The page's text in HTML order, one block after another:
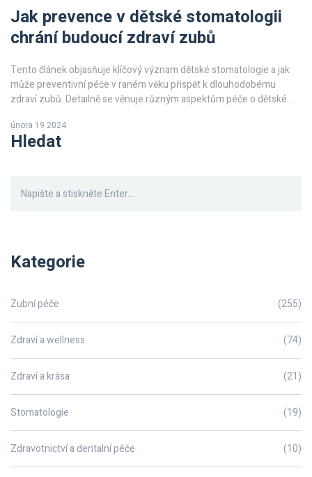
Jak prevence v dětské stomatologii
chrání budoucí zdraví zubů
Tento článek objasňuje klíčový význam dětské stomatologie a jak
může preventivní péče v raném věku přispět k dlouhodobému
zdraví zubů. Detailně se věnuje různým aspektům péče o dětské
návyků a předcházení běžným zubním problémům. Čtenáři se
dozvědí o výhodách raného zavedení dětské stomatologie do
února 19 2024
Hledat
Kategorie
Zubní péče (255)
Zdraví a wellness (74)
Zdraví a krása (21)
Stomatologie (19)
Zdravotnictví a dentalní péče (10)